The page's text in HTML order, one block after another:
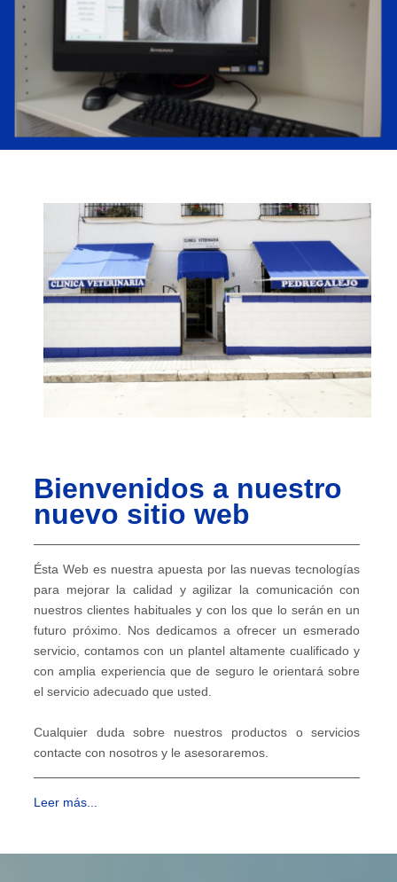
Bienvenidos a nuestro
nuevo sitio web
Ésta Web es nuestra apuesta por las nuevas tecnologías
para mejorar la calidad y agilizar la comunicación con
nuestros clientes habituales y con los que lo serán en un
futuro próximo. Nos dedicamos a ofrecer un esmerado
servicio, contamos con un plantel altamente cualificado y
con amplia experiencia que de seguro le orientará sobre
el servicio adecuado que usted.
Cualquier duda sobre nuestros productos o servicios
contacte con nosotros y le asesoraremos.
Leer más...